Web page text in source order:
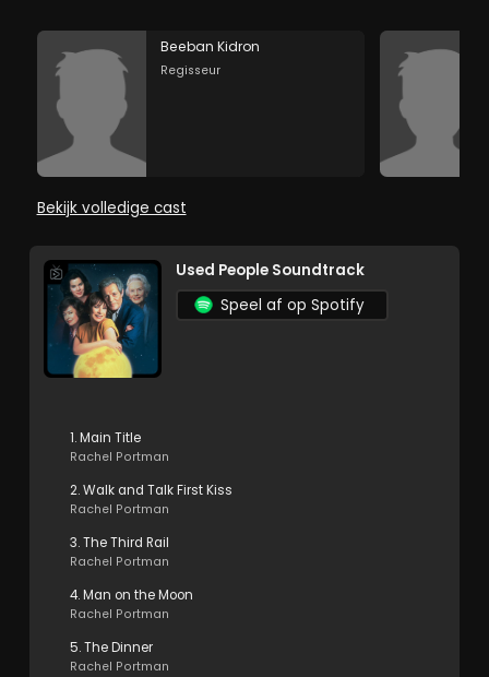
Beeban Kidron
Regisseur
Bekijk volledige cast
Used People Soundtrack
Speel af op Spotify
1. Main Title
Rachel Portman
2. Walk and Talk First Kiss
Rachel Portman
3. The Third Rail
Rachel Portman
4. Man on the Moon
Rachel Portman
5. The Dinner
Rachel Portman